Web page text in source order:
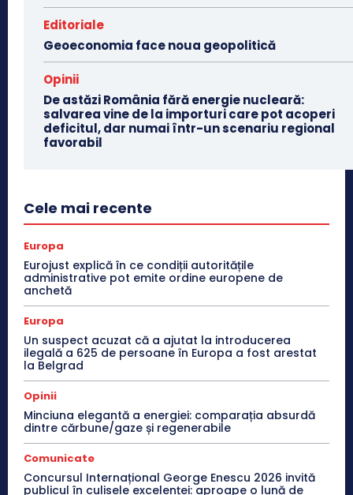
Editoriale
Geoeconomia face noua geopolitică
Opinii
De astăzi România fără energie nucleară:
salvarea vine de la importuri care pot acoperi
deficitul, dar numai într-un scenariu regional
favorabil
Cele mai recente
Europa
Eurojust explică în ce condiții autoritățile
administrative pot emite ordine europene de
anchetă
Europa
Un suspect acuzat că a ajutat la introducerea
ilegală a 625 de persoane în Europa a fost arestat
la Belgrad
Opinii
Minciuna elegantă a energiei: comparația absurdă
dintre cărbune/gaze și regenerabile
Comunicate
Concursul Internațional George Enescu 2026 invită
publicul în culisele excelenței: aproape o lună de